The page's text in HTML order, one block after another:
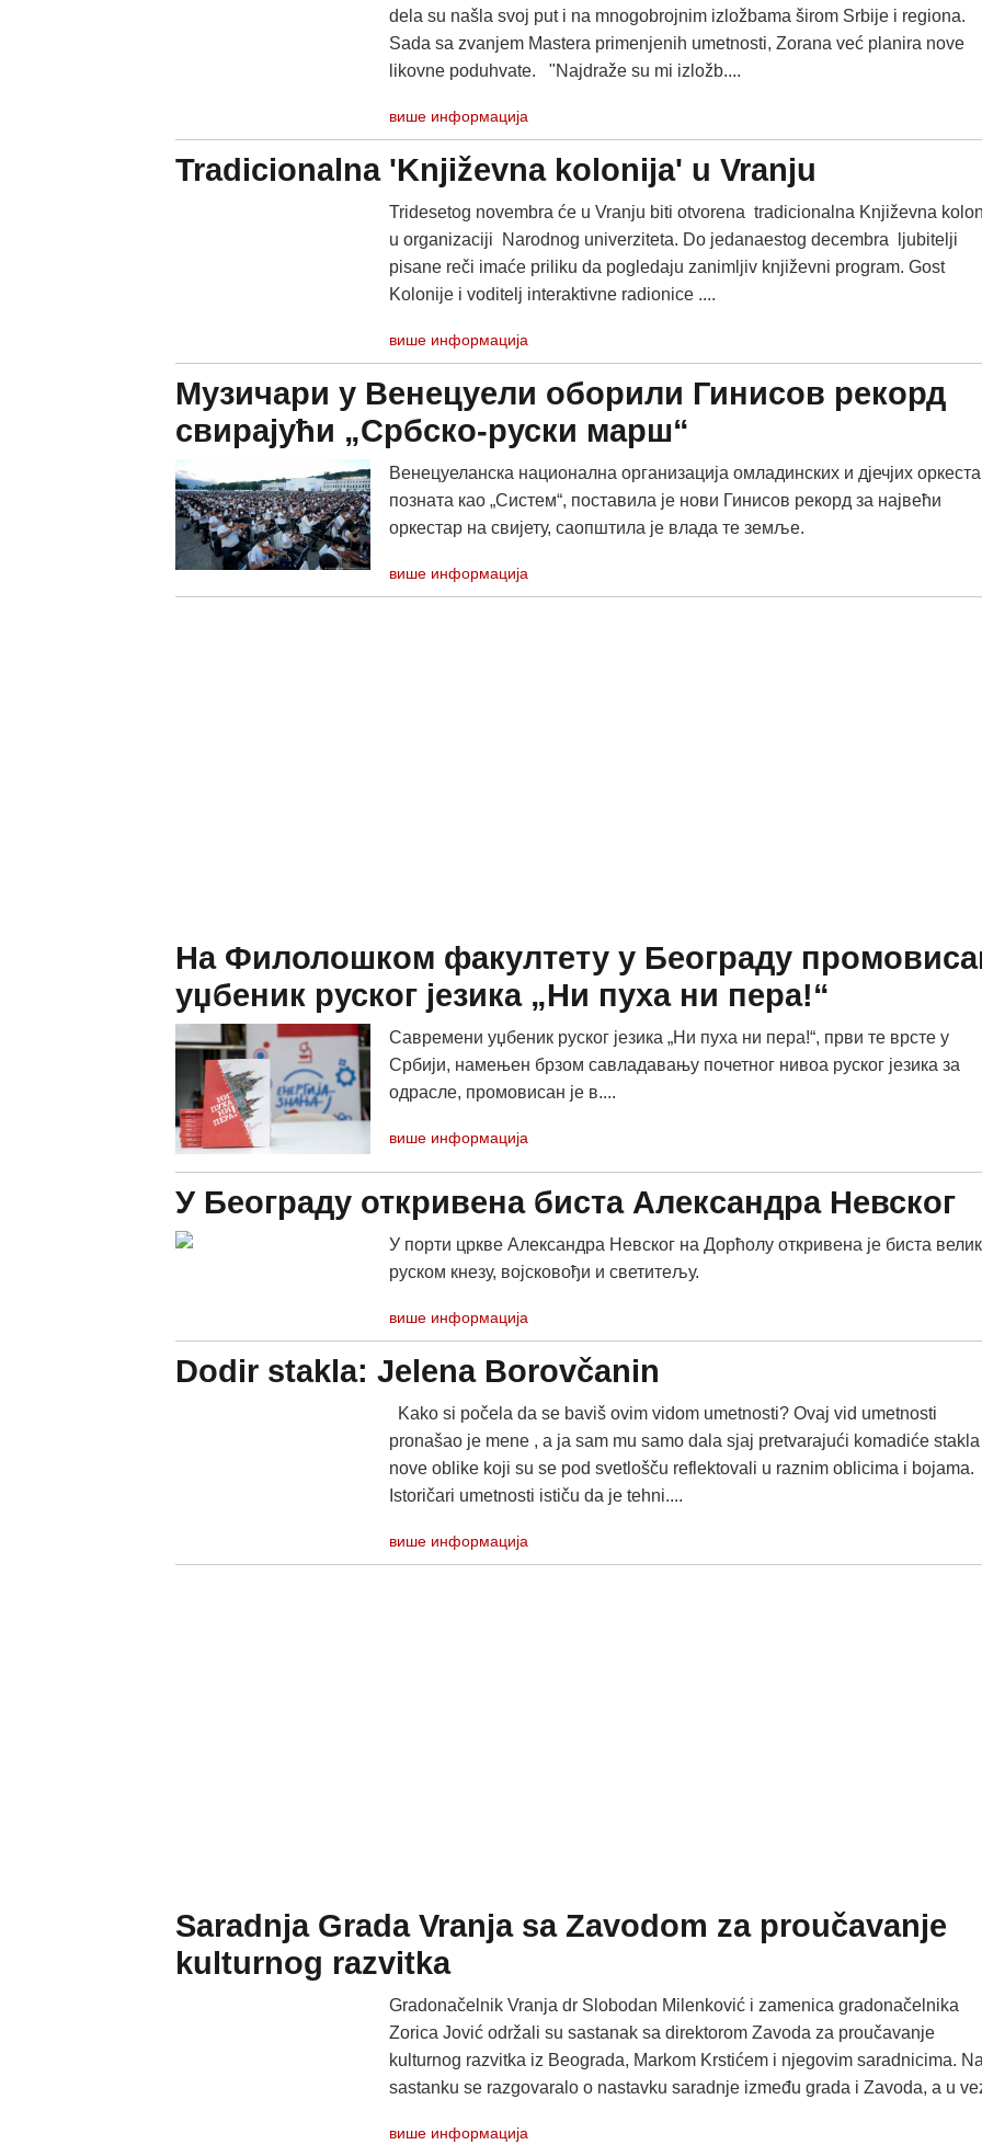
dela su našla svoj put i na mnogobrojnim izložbama širom Srbije i regiona.
Sada sa zvanjem Mastera primenjenih umetnosti, Zorana već planira nove
likovne poduhvate. "Najdraže su mi izložb....
више информација
Tradicionalna 'Književna kolonija' u Vranju
Tridesetog novembra će u Vranju biti otvorena tradicionalna Književna
u organizaciji Narodnog univerziteta. Do jedanaestog decembra lјubitelјi
pisane reči imaće priliku da pogledaju zanimlјiv književni program. Gost
Kolonije i voditelј interaktivne radionice ....
више информација
Музичари у Венецуели оборили Гинисов рекорд
свирајући „Србско-руски марш“
Венецуеланска национална организација омладинских и дјечјих
позната као „Систем“, поставила је нови Гинисов рекорд за највећи
оркестар на свијету, саопштила је влада те земље.
више информација
На Филолошком факултету у Београду
уџбеник руског језика „Ни пуха ни пера!“
Савремени уџбеник руског језика „Ни пуха ни пера!“, први те врсте у
Србији, намењен брзом савладавању почетног нивоа руског језика за
одрасле, промовисан је в....
више информација
У Београду откривена биста Александра Невског
У порти цркве Александра Невског на Дорћолу откривена је биста
руском кнезу, војсковођи и светитељу.
више информација
Dodir stakla: Jelena Borovčanin
Kako si počela da se baviš ovim vidom umetnosti? Ovaj vid umetnosti
pronašao je mene , a ja sam mu samo dala sjaj pretvarajući komadiće stakla
nove oblike koji su se pod svetlošču reflektovali u raznim oblicima i bojama.
Istoričari umetnosti ističu da je tehni....
више информација
Saradnja Grada Vranja sa Zavodom za proučavanje
kulturnog razvitka
Gradonačelnik Vranja dr Slobodan Milenković i zamenica gradonačelnika
Zorica Jović održali su sastanak sa direktorom Zavoda za proučavanje
kulturnog razvitka iz Beograda, Markom Krstićem i njegovim saradnicima. Na
sastanku se razgovaralo o nastavku saradnje između grada i Zavoda, a u
више информација